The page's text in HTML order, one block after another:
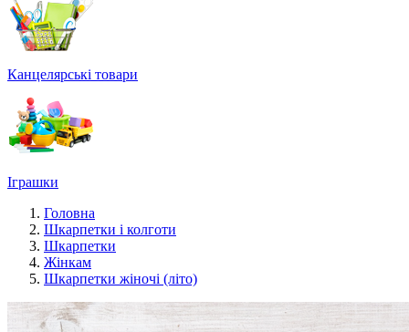
Канцелярські товари
Іграшки
Головна
Шкарпетки і колготи
Шкарпетки
Жінкам
Шкарпетки жіночі (літо)